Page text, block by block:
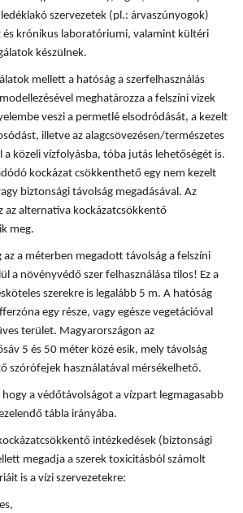
szervezetek (pl.: árvaszúnyogok)
és krónikus laboratóriumi, valamint kültéri
készülnek.
mellett a hatóság a szerfelhasználás
meghatározza a felszíni vizek
veszi a permetlé elsodródását, a kezelt
illetve az alagcsövezésen/természetes
a közeli vízfolyásba, tóba jutás lehetőségét is.
kockázat csökkenthető egy nem kezelt
biztonsági távolság megadásával. Az
az alternatíva kockázatcsökkentő
meg.
az a méterben megadott távolság a felszíni
a növényvédő szer felhasználása tilos! Ez a
szerekre is legalább 5 m. A hatóság
egy része, vagy egésze vegetációval
terület. Magyarországon az
5 és 50 méter közé esik, mely távolság
szórófejek használatával mérsékelhető.
a védőtávolságot a vízpart legmagasabb
tábla irányába.
intézkedések (biztonsági
megadja a szerek toxicitásból számolt
is a vízi szervezetekre: